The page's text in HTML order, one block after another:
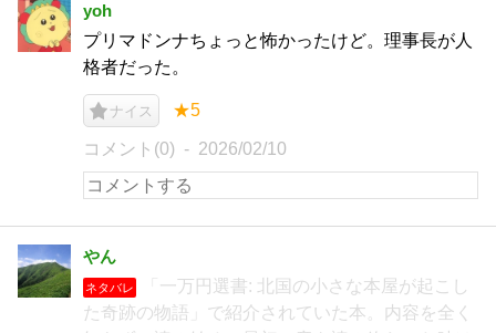
yoh
プリマドンナちょっと怖かったけど。理事長が人
格者だった。
ナイス ★5
コメント(0) 2026/02/10
やん
ネタバレ
「一万円選書: 北国の小さな本屋が起こし
た奇跡の物語」で紹介されていた本。内容を全く